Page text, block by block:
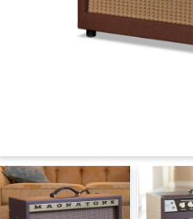
טיפול בחשמל
פטיפונים
מקרנים ומסכי הקרנה